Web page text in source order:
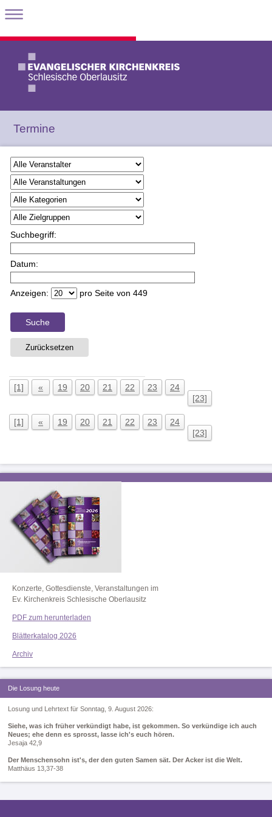
Termine
Suchbegriff:
Datum:
Anzeigen: pro Seite von 449
Suche
Zurücksetzen
[1] « 19 20 21 22 23
24
[23]
[1] « 19 20 21 22 23
24
[23]
Konzerte, Gottesdienste, Veranstaltungen im
Ev. Kirchenkreis Schlesische Oberlausitz
PDF zum herunterladen
Blätterkatalog 2026
Archiv
Die Losung heute
Losung und Lehrtext für Sonntag, 9. August 2026:
Siehe, was ich früher verkündigt habe, ist gekommen. So verkündige ich auch
Neues; ehe denn es sprosst, lasse ich's euch hören.
Jesaja 42,9
Der Menschensohn ist's, der den guten Samen sät. Der Acker ist die Welt.
Matthäus 13,37-38